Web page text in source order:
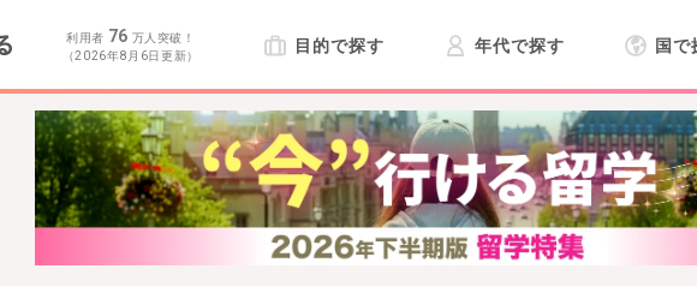
利用者 76 万人突破！
（2026年8月6日更新）
目的で探す 年代で探す 国で